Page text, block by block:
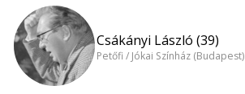
Csákányi László (39)
Petőfi / Jókai Színház (Budapest)